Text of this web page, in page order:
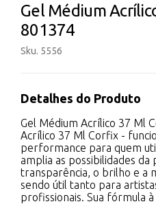
Gel Médium
801374
Sku. 5556
Detalhes do Produto
Gel Médium Acrílico 37 Ml
Acrílico 37 Ml Corfix -
performance para quem
amplia as possibilidades
transparência, o brilho e a
sendo útil tanto para
profissionais. Sua fórmula